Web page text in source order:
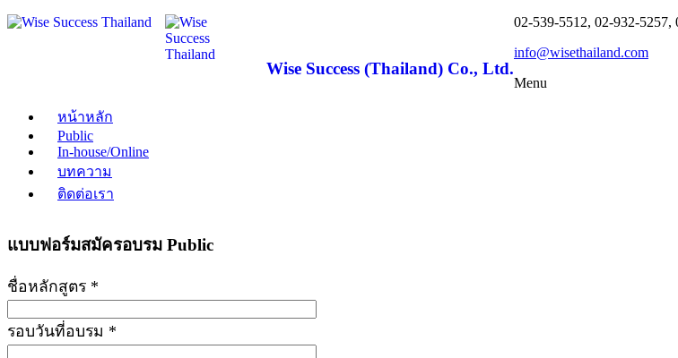
Wise Success (Thailand) Co., Ltd.
02-539-5512, 02-932-5257,
info@wisethailand.com
Menu
หน้าหลัก
Public
In-house/Online
บทความ
ติดต่อเรา
แบบฟอร์มสมัครอบรม Public
ชื่อหลักสูตร *
รอบวันที่อบรม *